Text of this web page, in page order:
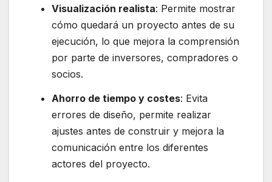
Visualización realista: Permite mostrar
cómo quedará un proyecto antes de su
ejecución, lo que mejora la comprensión
por parte de inversores, compradores o
socios.
Ahorro de tiempo y costes: Evita
errores de diseño, permite realizar
ajustes antes de construir y mejora la
comunicación entre los diferentes
actores del proyecto.